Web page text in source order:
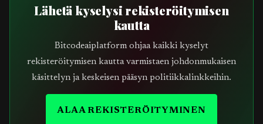
Lähetä kyselysi rekisteröitymisen
kautta
Bitcodeaiplatform ohjaa kaikki kyselyt
rekisteröitymisen kautta varmistaen johdonmukaisen
käsittelyn ja keskeisen pääsyn politiikkalinkkeihin.
ALAA REKISTERÖITYMINEN